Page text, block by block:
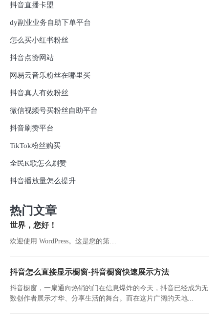
抖音直播卡盟
dy副业业务自助下单平台
怎么买小红书粉丝
抖音点赞网站
网易云音乐粉丝在哪里买
抖音真人有效粉丝
微信视频号买粉丝自助平台
抖音刷赞平台
TikTok粉丝购买
全民K歌怎么刷赞
抖音播放量怎么提升
热门文章
世界，您好！
欢迎使用 WordPress。这是您的第…
抖音怎么直接显示橱窗-抖音橱窗快速展示方法
抖音橱窗，一扇通向热销的门在信息爆炸的今天，抖音已经成为无
数创作者展示才华、分享生活的舞台。而在这片广阔的天地...